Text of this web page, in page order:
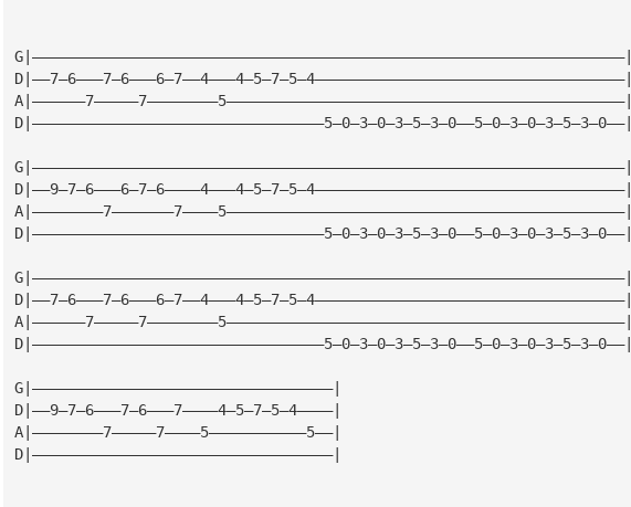
G|———————————————————————————————————————————————————————————————————|
D|——7—6———7—6———6—7——4———4—5—7—5—4———————————————————————————————————|
A|——————7—————7————————5—————————————————————————————————————————————|
D|—————————————————————————————————5—0—3—0—3—5—3—0——5—0—3—0—3—5—3—0——|
G|———————————————————————————————————————————————————————————————————|
D|——9—7—6———6—7—6————4———4—5—7—5—4———————————————————————————————————|
A|————————7———————7————5—————————————————————————————————————————————|
D|—————————————————————————————————5—0—3—0—3—5—3—0——5—0—3—0—3—5—3—0——|
G|———————————————————————————————————————————————————————————————————|
D|——7—6———7—6———6—7——4———4—5—7—5—4———————————————————————————————————|
A|——————7—————7————————5—————————————————————————————————————————————|
D|—————————————————————————————————5—0—3—0—3—5—3—0——5—0—3—0—3—5—3—0——|
G|——————————————————————————————————|
D|——9—7—6———7—6———7————4—5—7—5—4————|
A|————————7—————7————5———————————5——|
D|——————————————————————————————————|